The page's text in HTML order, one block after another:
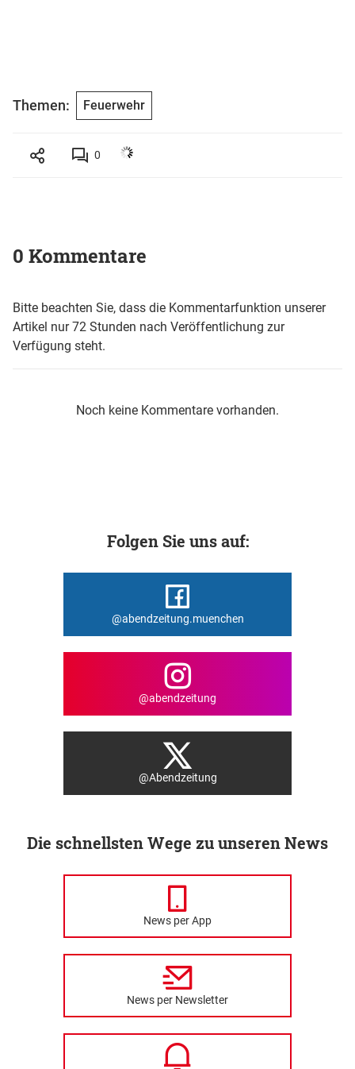
Themen: Feuerwehr
0
0 Kommentare
Bitte beachten Sie, dass die Kommentarfunktion unserer
Artikel nur 72 Stunden nach Veröffentlichung zur
Verfügung steht.
Noch keine Kommentare vorhanden.
Folgen Sie uns auf:
@abendzeitung.muenchen
@abendzeitung
@Abendzeitung
Die schnellsten Wege zu unseren News
News per App
News per Newsletter